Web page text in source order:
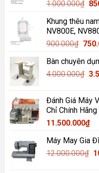
1.000.000₫ Giá
là:
Khung thêu
NV800E,
900.000₫ Giá
là:
Bàn chuyên
4.000.000₫ Giá
Đánh Giá Máy
Chỉ Chính
11.500.000₫
Máy May Gia
12.000.000₫